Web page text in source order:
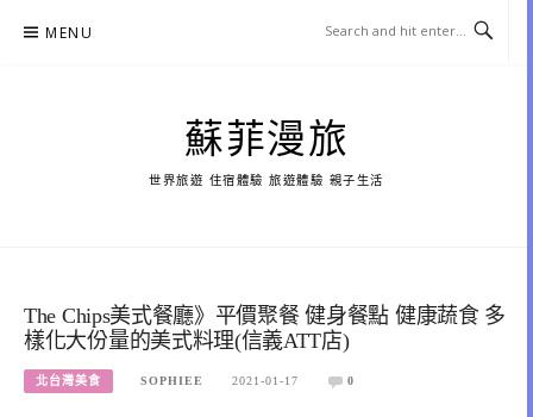
MENU
蘇菲漫旅
世界旅遊 住宿體驗 旅遊體驗 親子生活
The Chips美式餐廳》平價聚餐 健身餐點 健康蔬食 多
樣化大份量的美式料理(信義ATT店)
北台灣美食 SOPHIEE 2021-01-17 0